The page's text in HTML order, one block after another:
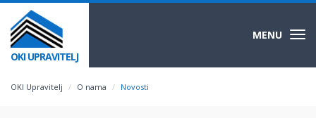
OKI UPRAVITELJ
MENU
OKI Upravitelj O nama Novosti